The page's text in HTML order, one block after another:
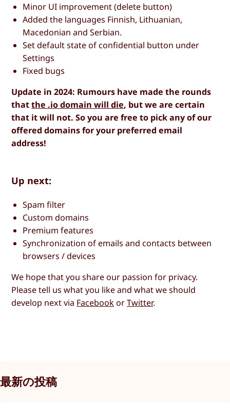
Minor UI improvement (delete button)
Added the languages Finnish, Lithuanian,
Macedonian and Serbian.
Set default state of confidential button under
Settings
Fixed bugs
Update in 2024: Rumours have made the rounds
thatthe .io domain will die, but we are certain
that it will not. So you are free to pick any of our
offered domains for your preferred email
address!
Up next:
Spam filter
Custom domains
Premium features
Synchronization of emails and contacts between
browsers / devices
We hope that you share our passion for privacy.
Please tell us what you like and what we should
develop next via Facebook orTwitter.
最新の投稿